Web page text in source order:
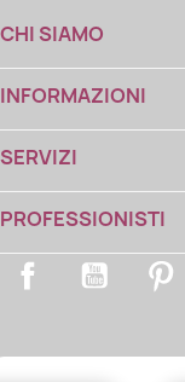
CHI SIAMO
INFORMAZIONI
SERVIZI
PROFESSIONISTI
Facebook YouTube